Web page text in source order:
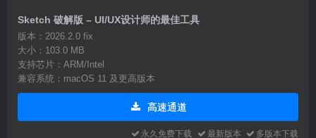
Sketch 破解版 – UI/UX设计师的最佳工具
版本：2026.2.0 fix
大小：103.0 MB
支持芯片：ARM/Intel
兼容系统：macOS 11 及更高版本
高速通道
永久免费下载 最新版本 多版本下载